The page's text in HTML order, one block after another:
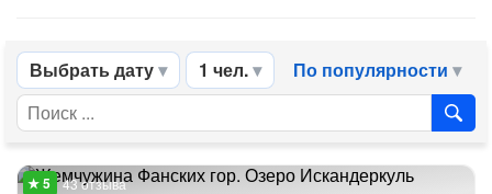
Выбрать дату 1 чел. По популярности
43 отзыва